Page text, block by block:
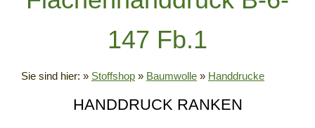
147 Fb.1
Sie sind hier: » Stoffshop » Baumwolle » Handdrucke
HANDDRUCK RANKEN